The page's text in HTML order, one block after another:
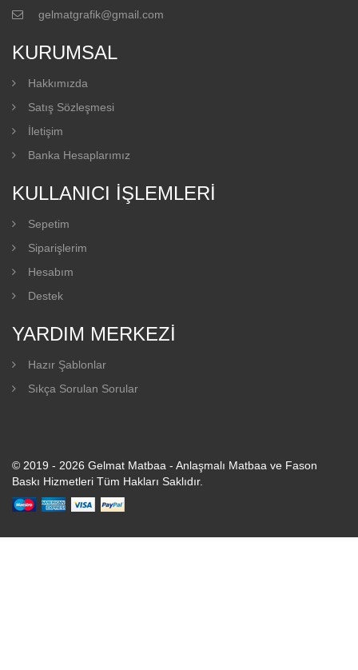
gelmatgrafik@gmail.com
KURUMSAL
Hakkımızda
Satış Sözleşmesi
İletişim
Banka Hesaplarımız
KULLANICI İŞLEMLERI
Sepetim
Siparişlerim
Hesabım
Destek
YARDIM MERKEZI
Hazır Şablonlar
Sıkça Sorulan Sorular
© 2019 - 2026 Gelmat Matbaa - Anlaşmalı Matbaa ve Fason
Baskı Hizmetleri Tüm Hakları Saklıdır.